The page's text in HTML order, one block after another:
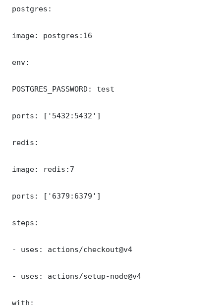
postgres:
image: postgres:16
env:
POSTGRES_PASSWORD: test
ports: ['5432:5432']
redis:
image: redis:7
ports: ['6379:6379']
steps:
- uses: actions/checkout@v4
- uses: actions/setup-node@v4
with: